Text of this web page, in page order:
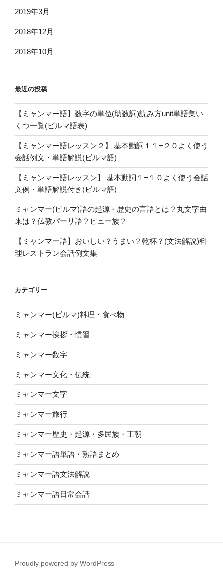
2019年3月
2018年12月
2018年10月
最近の投稿
【ミャンマー語】数字の単位(助数詞)読み方unit単語集い
くつ一覧(ビルマ語表)
【ミャンマー語レッスン２】 基本動詞１１−２０よく使う
会話例文・単語解説(ビルマ語)
【ミャンマー語レッスン】 基本動詞１−１０よく使う会話
文例・単語解説付き(ビルマ語)
ミャンマー(ビルマ)語の起源・歴史の言語とは？丸文字由
来は？仏教パーリ語？ピュー族？
【ミャンマー語】おいしい？うまい？乾杯？(文法解説)料
理レストラン会話例文集
カテゴリー
ミャンマー(ビルマ)料理・食べ物
ミャンマー挨拶・慣習
ミャンマー数字
ミャンマー文化・伝統
ミャンマー文字
ミャンマー旅行
ミャンマー歴史・起源・多民族・王朝
ミャンマー語単語・熟語まとめ
ミャンマー語文法解説
ミャンマー語日常会話
Proudly powered by WordPress